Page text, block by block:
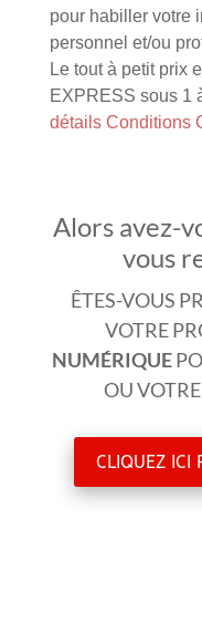
pour habiller votre
personnel et/ou
Le tout à petit prix
EXPRESS sous 1
détails Conditions
Alors avez-
vous
ÊTES-VOUS
VOTRE
NUMÉRIQUE
OU VOTRE
CLIQUEZ ICI